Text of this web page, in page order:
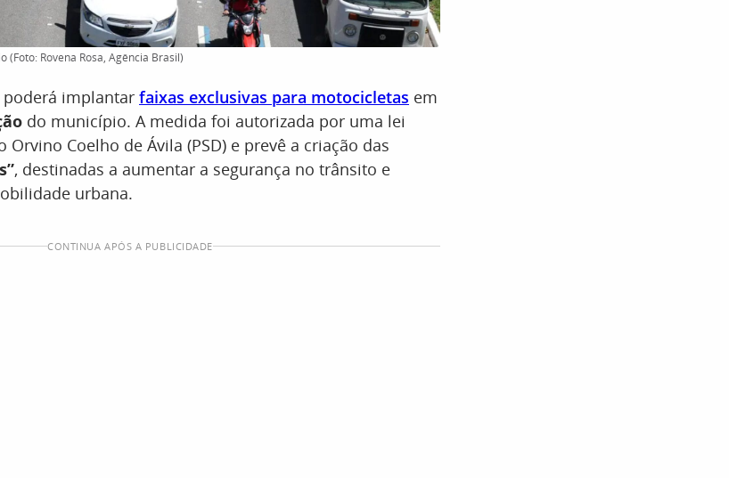
Rovena Rosa, Agência Brasil)
poderá implantar faixas exclusivas para motocicletas em
do município. A medida foi autorizada por uma lei
Coelho de Ávila (PSD) e prevê a criação das
, destinadas a aumentar a segurança no trânsito e
urbana.
CONTINUA APÓS A PUBLICIDADE